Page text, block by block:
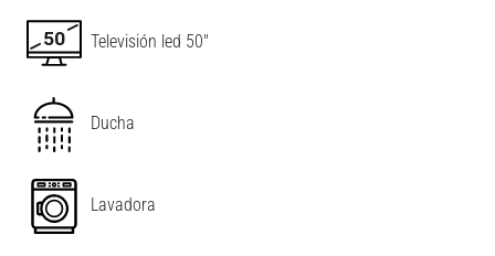
Televisión led 50"
Ducha
Lavadora